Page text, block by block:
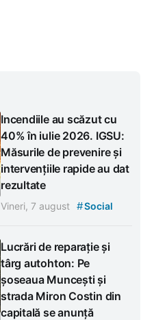
Incendiile au scăzut cu
40% în iulie 2026. IGSU:
Măsurile de prevenire și
intervențiile rapide au dat
rezultate
Vineri, 7 august #Social
Lucrări de reparație și
târg autohton: Pe
șoseaua Muncești și
strada Miron Costin din
capitală se anunță